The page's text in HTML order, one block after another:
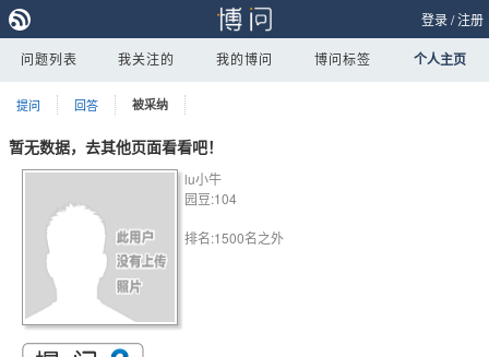
登录/注册
问题列表 我关注的 我的博问 博问标签 个人主页
提问 回答 被采纳
暂无数据，去其他页面看看吧！
lu小牛
园豆:104
排名:1500名之外